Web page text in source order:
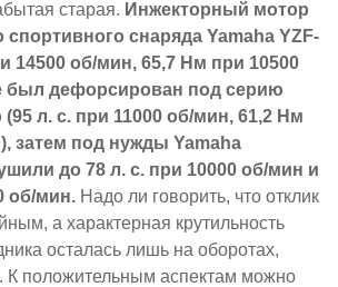
старая. Инжекторный мотор
спортивного снаряда Yamaha YZF-
14500 об/мин, 65,7 Нм при 10500
был дефорсирован под серию
(95 л. с. при 11000 об/мин, 61,2 Нм
затем под нужды Yamaha
до 78 л. с. при 10000 об/мин и
об/мин. Надо ли говорить, что отклик
а характерная крутильность
осталась лишь на оборотах,
К положительным аспектам можно